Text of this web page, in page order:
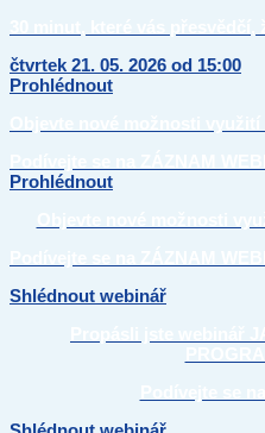
čtvrtek 21. 05. 2026 od 15:00
Prohlédnout
Prohlédnout
Shlédnout webinář